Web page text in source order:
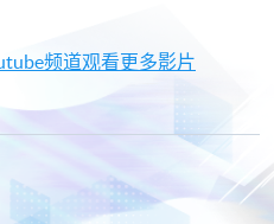
频道观看更多影片